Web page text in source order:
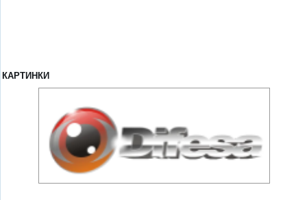
КАРТИНКИ